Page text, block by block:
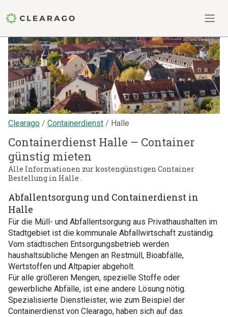
Clearago Containerdienst Halle
Containerdienst Halle – Container
günstig mieten
Alle Informationen zur kostengünstigen Container
Bestellung in Halle .
Abfallentsorgung und Containerdienst in
Halle
Für die Müll- und Abfallentsorgung aus Privathaushalten im
Stadtgebiet ist die kommunale Abfallwirtschaft zuständig.
Vom städtischen Entsorgungsbetrieb werden
haushaltsübliche Mengen an Restmüll, Bioabfälle,
Wertstoffen und Altpapier abgeholt.
Für alle größeren Mengen, spezielle Stoffe oder
gewerbliche Abfälle, ist eine andere Lösung nötig.
Spezialisierte Dienstleister, wie zum Beispiel der
Containerdienst von Clearago, haben sich auf das